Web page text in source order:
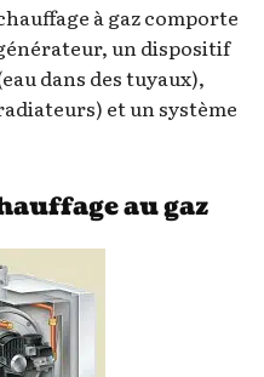
à gaz comporte
un dispositif
dans des tuyaux),
et un système
au gaz